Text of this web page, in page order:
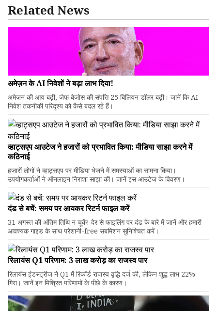
Related News
अमेज़न के AI निवेशों ने बड़ा लाभ दिया!
अमेज़न की आय बढ़ी, जेफ बेजोस की संपत्ति 25 बिलियन डॉलर बढ़ी। जानें कि AI
निवेश तकनीकी परिदृश्य को कैसे बदल रहे हैं।
व्हाट्सएप आउटेज ने हजारों को प्रभावित किया: मीडिया साझा करने में
कठिनाई
हजारों लोगों ने व्हाट्सएप पर मीडिया भेजने में समस्याओं का सामना किया।
उपयोगकर्ताओं ने ऑनलाइन निराशा साझा की। जानें इस आउटेज के विवरण।
दंड से बचें: समय पर आयकर रिटर्न फाइल करें
31 अगस्त की अंतिम तिथि न चूकें! देर से फाइलिंग पर दंड के बारे में जानें और हमारी
आवश्यक गाइड के साथ परेशानी-free सबमिशन सुनिश्चित करें।
रिलायंस Q1 परिणाम: ₹3 लाख करोड़ का राजस्व पार
रिलायंस इंडस्ट्रीज ने Q1 में रिकॉर्ड राजस्व वृद्धि दर्ज की, लेकिन शुद्ध लाभ 22%
गिरा। जानें इन मिश्रित परिणामों के पीछे के कारण।